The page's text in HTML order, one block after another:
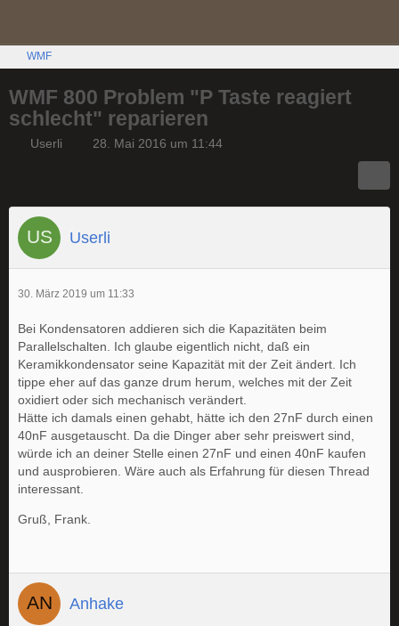
WMF
WMF 800 Problem "P Taste reagiert
schlecht" reparieren
Userli 28. Mai 2016 um 11:44
Userli
30. März 2019 um 11:33
Bei Kondensatoren addieren sich die Kapazitäten beim
Parallelschalten. Ich glaube eigentlich nicht, daß ein
Keramikkondensator seine Kapazität mit der Zeit ändert. Ich
tippe eher auf das ganze drum herum, welches mit der Zeit
oxidiert oder sich mechanisch verändert.
Hätte ich damals einen gehabt, hätte ich den 27nF durch einen
40nF ausgetauscht. Da die Dinger aber sehr preiswert sind,
würde ich an deiner Stelle einen 27nF und einen 40nF kaufen
und ausprobieren. Wäre auch als Erfahrung für diesen Thread
interessant.
Gruß, Frank.
Anhake